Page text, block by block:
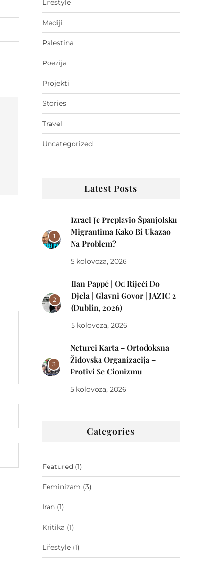
Lifestyle
Mediji
Palestina
Poezija
Projekti
Stories
Travel
Uncategorized
Latest Posts
1
Izrael Je Preplavio Španjolsku
Migrantima Kako Bi Ukazao
Na Problem?
5 kolovoza, 2026
2
Ilan Pappé | Od Riječi Do
Djela | Glavni Govor | JAZIC 2
(Dublin, 2026)
5 kolovoza, 2026
3
Neturei Karta – Ortodoksna
Židovska Organizacija –
Protivi Se Cionizmu
5 kolovoza, 2026
Categories
Featured (1)
Feminizam (3)
Iran(1)
Kritika (1)
Lifestyle(1)